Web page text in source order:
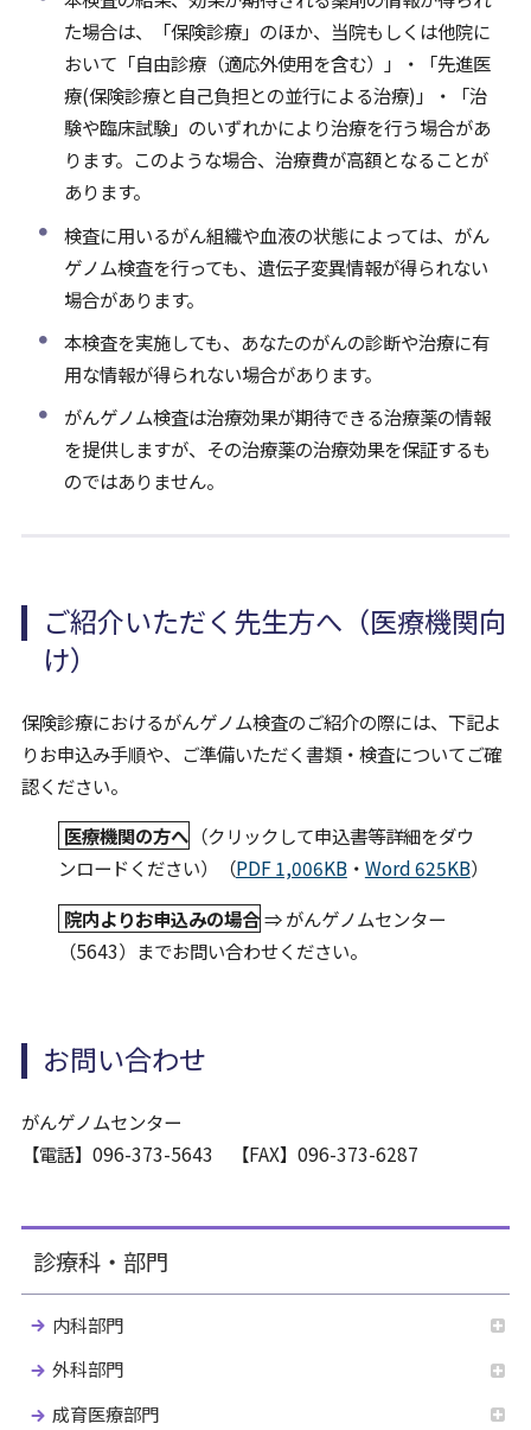
た場合は、「保険診療」のほか、当院もしくは他院に
おいて「自由診療（適応外使用を含む）」・「先進医
療(保険診療と自己負担との並行による治療)」・「治
験や臨床試験」のいずれかにより治療を行う場合があ
ります。このような場合、治療費が高額となることが
あります。
検査に用いるがん組織や血液の状態によっては、がん
ゲノム検査を行っても、遺伝子変異情報が得られない
場合があります。
本検査を実施しても、あなたのがんの診断や治療に有
用な情報が得られない場合があります。
がんゲノム検査は治療効果が期待できる治療薬の情報
を提供しますが、その治療薬の治療効果を保証するも
のではありません。
ご紹介いただく先生方へ（医療機関向
け）
保険診療におけるがんゲノム検査のご紹介の際には、下記よ
りお申込み手順や、ご準備いただく書類・検査についてご確
認ください。
医療機関の方へ （クリックして申込書等詳細をダウ
ンロードください）（PDF 1,006KB・ Word 625KB）
院内よりお申込みの場合⇒ がんゲノムセンター
（5643）までお問い合わせください。
お問い合わせ
がんゲノムセンター
【電話】096-373-5643 【FAX】096-373-6287
診療科・部門
内科部門
外科部門
成育医療部門